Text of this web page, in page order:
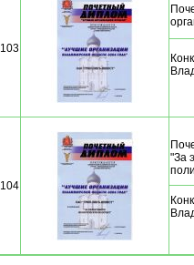
103
104
"За